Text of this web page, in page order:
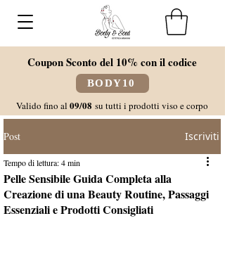
Coupon Sconto del 10% con il codice
BODY10
Valido fino al 09/08 su tutti i prodotti viso e corpo
Post Iscriviti
Pelle Sensibile Guida Completa alla
Creazione di una Beauty Routine, Passaggi
Essenziali e Prodotti Consigliati
Tempo di lettura: 4 min